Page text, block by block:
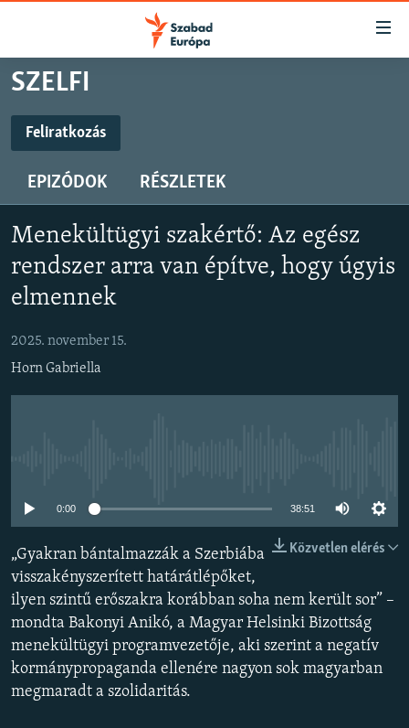
Akadálymentes
Ugrás
fő
oldalra
tartalomjegyzékre
Ugrás
keresésre
AKTUÁLIS
ELEMZŐ
NER15
SZABADON
DEMOKRÁCIA
A PÉNZ NYOMÁBAN
A MÚLT TANULSÁGAI
KÖVESSEN MINKET!
Valamennyi RFE/RL weboldal
SZELFI
Feliratkozás
Spotify
Feliratkozás
EPIZÓDOK RÉSZLETEK
Menekültügyi szakértő: Az egész
rendszer arra van építve, hogy úgyis
elmennek
2025. november 15.
Horn Gabriella
0:00 38:51
Közvetlen elérés
„Gyakran bántalmazzák a Szerbiába
visszakényszerített határátlépőket,
ilyen szintű erőszakra korábban soha nem került sor” –
mondta Bakonyi Anikó, a Magyar Helsinki Bizottság
menekültügyi programvezetője, aki szerint a negatív
kormánypropaganda ellenére nagyon sok magyarban
megmaradt a szolidaritás.
Spotify
Feliratkozás